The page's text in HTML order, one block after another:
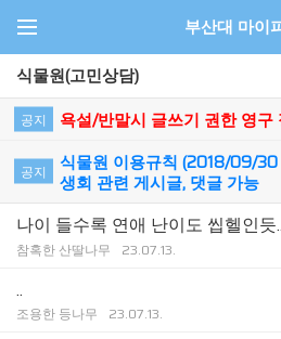
부산대 마이
식물원(고민상담)
공지 욕설/반말시 글쓰기 권한 영구
공지
식물원 이용규칙 (2018/09/
생회 관련 게시글, 댓글 가능
나이 들수록 연애 난이도 씹헬인듯..
참혹한 산딸나무 23.07.13.
..
조용한 등나무 23.07.13.